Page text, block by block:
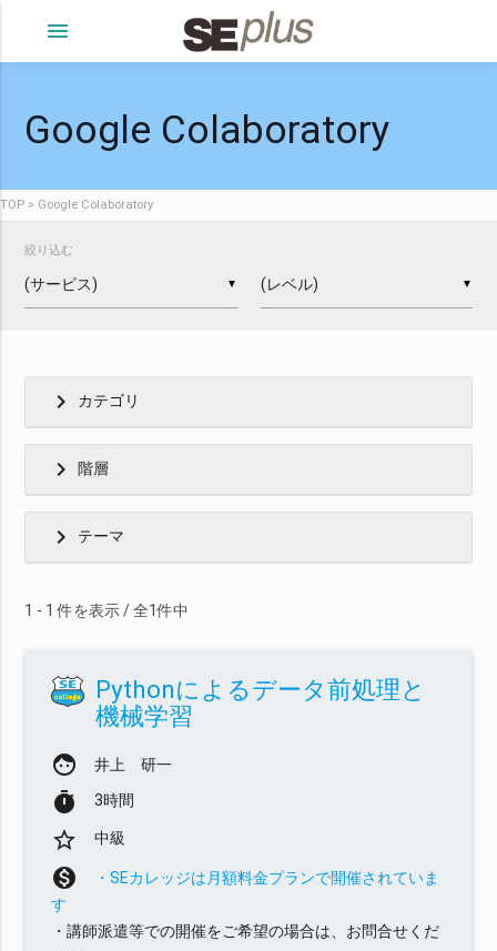
menu
Google Colaboratory
TOP Google Colaboratory
絞り込む
▼ ▼
chevron_right カテゴリ
chevron_right 階層
chevron_right テーマ
1 - 1 件を表示 / 全1件中
Pythonによるデータ前処理と
機械学習
face 井上 研一
timer 3時間
star_border 中級
monetization_on
・SEカレッジは月額料金プランで開催されていま
す
・講師派遣等での開催をご希望の場合は、お問合せくだ